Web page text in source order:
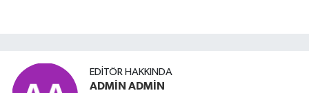
EDITÖR HAKKINDA
ADMİN ADMİN